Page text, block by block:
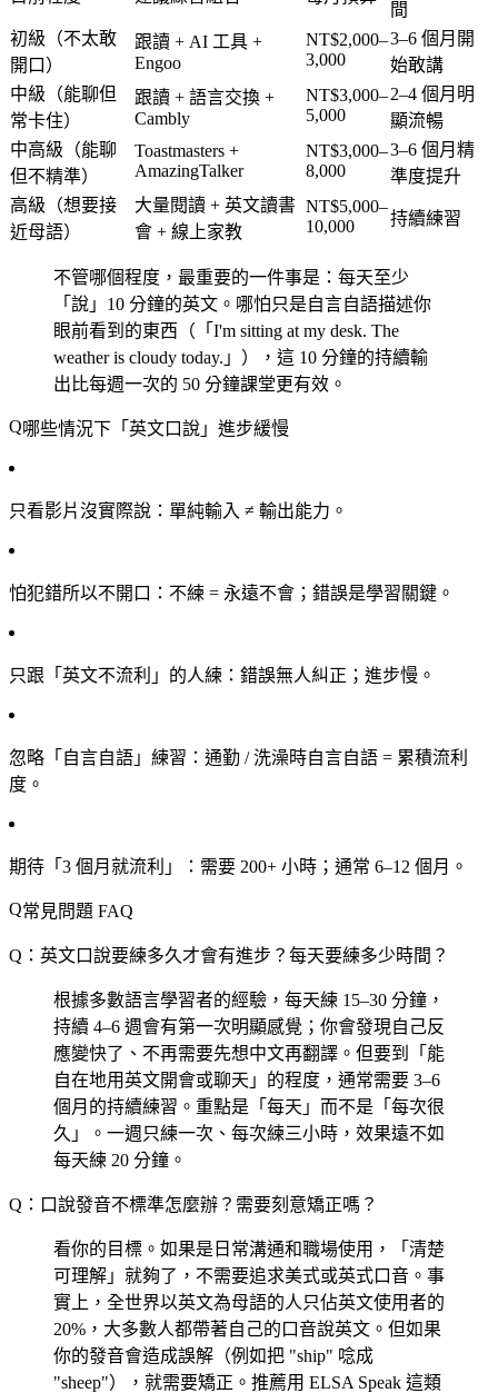
間
初級（不太敢
開口）
跟讀 + AI 工具 +
Engoo
NT$2,000–
3,000
3–6 個月開
始敢講
中級（能聊但
常卡住）
跟讀 + 語言交換 +
Cambly
NT$3,000–
5,000
2–4 個月明
顯流暢
中高級（能聊
但不精準）
Toastmasters +
AmazingTalker
NT$3,000–
8,000
3–6 個月精
準度提升
高級（想要接
近母語）
大量閱讀 + 英文讀書
會 + 線上家教
NT$5,000–
10,000
持續練習
不管哪個程度，最重要的一件事是：每天至少
「說」10 分鐘的英文。哪怕只是自言自語描述你
眼前看到的東西（「I'm sitting at my desk. The
weather is cloudy today.」），這 10 分鐘的持續輸
出比每週一次的 50 分鐘課堂更有效。
哪些情況下「英文口說」進步緩慢
只看影片沒實際說 ：單純輸入 ≠ 輸出能力。
怕犯錯所以不開口 ：不練 = 永遠不會；錯誤是學習關鍵。
只跟「英文不流利」的人練 ：錯誤無人糾正；進步慢。
忽略「自言自語」練習 ：通勤 / 洗澡時自言自語 = 累積流利
度。
期待「3 個月就流利」 ：需要 200+ 小時；通常 6–12 個月。
常見問題 FAQ
Q：英文口說要練多久才會有進步？每天要練多少時間？
根據多數語言學習者的經驗，每天練 15–30 分鐘，
持續 4–6 週會有第一次明顯感覺；你會發現自己反
應變快了、不再需要先想中文再翻譯。但要到「能
自在地用英文開會或聊天」的程度，通常需要 3–6
個月的持續練習。重點是「每天」而不是「每次很
久」。一週只練一次、每次練三小時，效果遠不如
每天練 20 分鐘。
Q：口說發音不標準怎麼辦？需要刻意矯正嗎？
看你的目標。如果是日常溝通和職場使用，「清楚
可理解」就夠了，不需要追求美式或英式口音。事
實上，全世界以英文為母語的人只佔英文使用者的
20%，大多數人都帶著自己的口音說英文。但如果
你的發音會造成誤解（例如把 "ship" 唸成
"sheep"），就需要矯正。推薦用 ELSA Speak 這類